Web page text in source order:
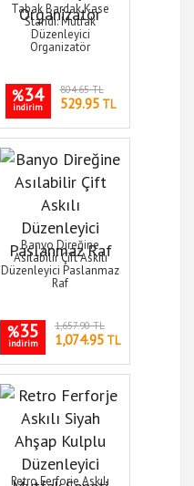
Tabak Bardak Kase
Standı: Mutfak
Düzenleyici
Organizatör
%34
indirim
804.65 TL
529.95TL
Banyo Direğine
Asılabilir Çift Askılı
Düzenleyici Paslanmaz
Raf
%35
indirim
1,657.90 TL
1,074.95 TL
Retro Ferforje Askılı